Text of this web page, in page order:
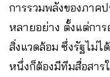
การรวมพลังของภาค
หลายอย่าง ตั้งแต่กา
สิ่งแวดล้อม ซึ่งรัฐไม่
หนึ่งก็ต้องมีทีมสื่อสาร